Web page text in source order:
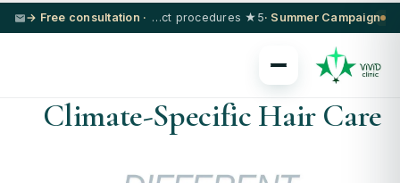
Summer Campaign ·
5★ hotel + VIP transfer on select procedures
· Free consultation →
Climate-Specific Hair Care